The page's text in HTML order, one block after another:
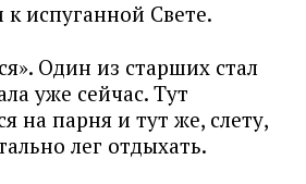
испуганной Свете.
Один из старших стал
уже сейчас. Тут
на парня и тут же, слету,
лег отдыхать.